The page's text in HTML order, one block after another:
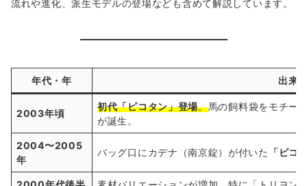
流れや進化、派生モデルの登場なども含めて解説しています。
年代・年 出来
2003年頃
初代「ピコタン」登場。馬の飼料袋をモチー
が誕生。
2004〜2005
年
バッグ口にカデナ（南京錠）が付いた 「ピコ